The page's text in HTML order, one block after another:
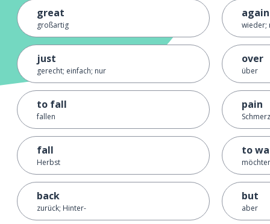
great
großartig
just
gerecht; einfach; nur
to fall
fallen
fall
Herbst
back
zurück; Hinter-
again
wieder;
over
über
pain
Schmerz
to
but
aber